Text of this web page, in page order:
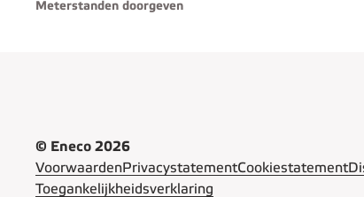
Meterstanden doorgeven
© Eneco 2026
Voorwaarden PrivacystatementCookiestatement
Toegankelijkheidsverklaring